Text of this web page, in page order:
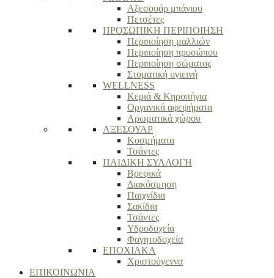
Αξεσουάρ μπάνιου
Πετσέτες
ΠΡΟΣΩΠΙΚΗ ΠΕΡΙΠΟΙΗΣΗ
Περιποίηση μαλλιών
Περιποίηση προσώπου
Περιποίηση σώματος
Στοματική υγιεινή
WELLNESS
Κεριά & Κηροπήγια
Οργανικά αφεψήματα
Αρωματικά χώρου
ΑΞΕΣΟΥΑΡ
Κοσμήματα
Τσάντες
ΠΑΙΔΙΚΗ ΣΥΛΛΟΓΗ
Βρεφικά
Διακόσμηση
Παιχνίδια
Σακίδια
Τσάντες
Υδροδοχεία
Φαγητοδοχεία
ΕΠΟΧΙΑΚΑ
Χριστούγεννα
ΕΠΙΚΟΙΝΩΝΙΑ